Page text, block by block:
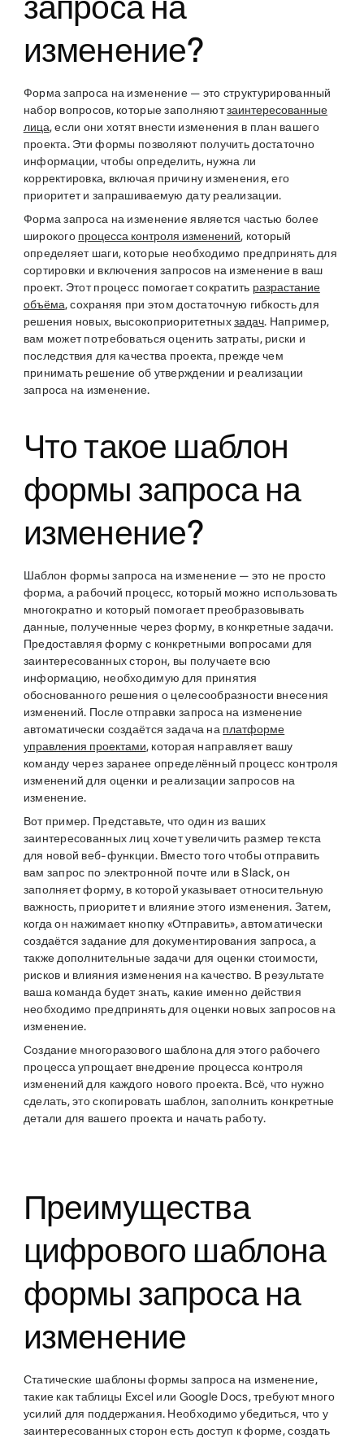
изменение?
Форма запроса на изменение — это структурированный
набор вопросов, которые заполняютзаинтересованные
лица, если они хотят внести изменения в план вашего
проекта. Эти формы позволяют получить достаточно
информации, чтобы определить, нужна ли
корректировка, включая причину изменения, его
приоритет и запрашиваемую дату реализации.
Форма запроса на изменение является частью более
широкого процесса контроля изменений, который
определяет шаги, которые необходимо предпринять для
сортировки и включения запросов на изменение в ваш
проект. Этот процесс помогает сократить разрастание
объёма, сохраняя при этом достаточную гибкость для
решения новых, высокоприоритетныхзадач. Например,
вам может потребоваться оценить затраты, риски и
последствия для качества проекта, прежде чем
принимать решение об утверждении и реализации
запроса на изменение.
Что такое шаблон
формы запроса на
изменение?
Шаблон формы запроса на изменение — это не просто
форма, а рабочий процесс, который можно использовать
многократно и который помогает преобразовывать
данные, полученные через форму, в конкретные задачи.
Предоставляя форму с конкретными вопросами для
заинтересованных сторон, вы получаете всю
информацию, необходимую для принятия
обоснованного решения о целесообразности внесения
изменений. После отправки запроса на изменение
автоматически создаётся задача на платформе
управления проектами, которая направляет вашу
команду через заранее определённый процесс контроля
изменений для оценки и реализации запросов на
изменение.
Вот пример. Представьте, что один из ваших
заинтересованных лиц хочет увеличить размер текста
для новой веб-функции. Вместо того чтобы отправить
вам запрос по электронной почте или в Slack, он
заполняет форму, в которой указывает относительную
важность, приоритет и влияние этого изменения. Затем,
когда он нажимает кнопку «Отправить», автоматически
создаётся задание для документирования запроса, а
также дополнительные задачи для оценки стоимости,
рисков и влияния изменения на качество. В результате
ваша команда будет знать, какие именно действия
необходимо предпринять для оценки новых запросов на
изменение.
Создание многоразового шаблона для этого рабочего
процесса упрощает внедрение процесса контроля
изменений для каждого нового проекта. Всё, что нужно
сделать, это скопировать шаблон, заполнить конкретные
детали для вашего проекта и начать работу.
Преимущества
цифрового шаблона
формы запроса на
изменение
Статические шаблоны формы запроса на изменение,
такие как таблицы Excel или Google Docs, требуют много
усилий для поддержания. Необходимо убедиться, что у
заинтересованных сторон есть доступ к форме, создать